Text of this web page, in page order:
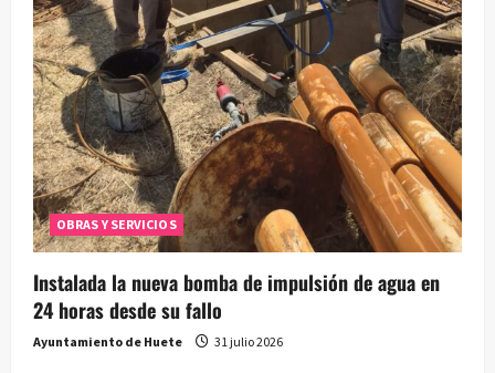
OBRAS Y SERVICIOS
Instalada la nueva bomba de impulsión de agua en
24 horas desde su fallo
Ayuntamiento de Huete 31 julio 2026